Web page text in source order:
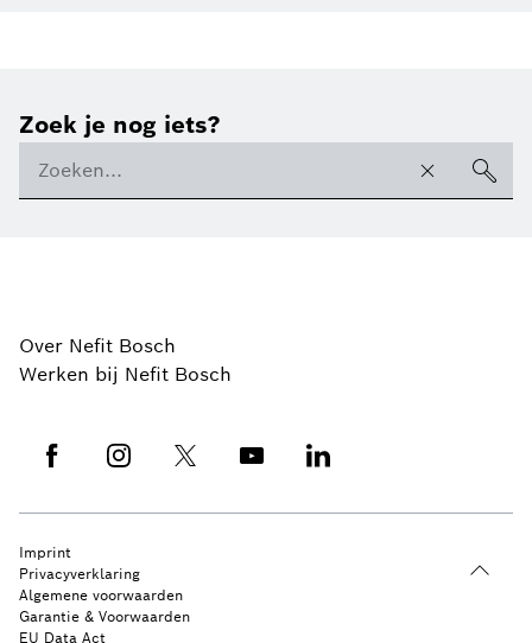
Zoek je nog iets?
Over Nefit Bosch
Werken bij Nefit Bosch
Imprint
Privacyverklaring
Algemene voorwaarden
Garantie & Voorwaarden
EU Data Act